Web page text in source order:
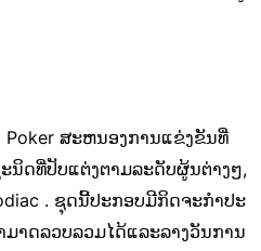
Poker ສະຫນອງການແຂ່ງຂັນທີ່
ນິດທີ່ປັບແຕ່ງຕາມລະດັບຜູ້ນຕ່າງໆ,
. ຊຸດນີ້ປະກອບມີກິດຈະກໍາປະ
າດລວບລວມໄດ້ແລະລາງວັນການ